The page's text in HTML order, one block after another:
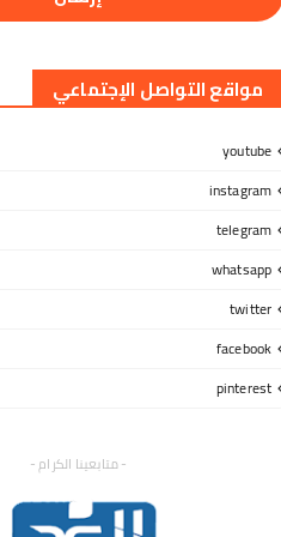
مواقع التواصل الإجتماعي
youtube
instagram
telegram
whatsapp
twitter
facebook
pinterest
- متابعينا الكرام -